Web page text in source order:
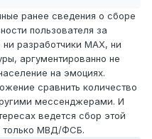
ранее сведения о сборе
пользователя за
разработчики MAX, ни
аргументированно не
на эмоциях.
сравнить количество
мессенджерами. И
ведется сбор этой
только МВД/ФСБ.